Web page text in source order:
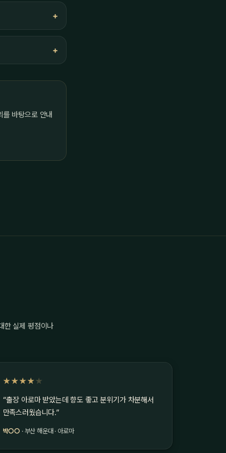
를 바탕으로 안내
한 실제 평점이나
★★★★ ★
“출장 아로마 받았는데 향도 좋고 분위기가 차분해서
만족스러웠습니다.”
박○○ · 부산 해운대 · 아로마